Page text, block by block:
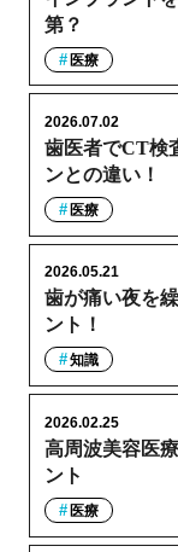
第？
医療
歯医者でCT検
ンとの違い！
2026.07.02
医療
歯が痛い夜を
ント！
2026.05.21
知識
高周波美容医
ント
2026.02.25
医療